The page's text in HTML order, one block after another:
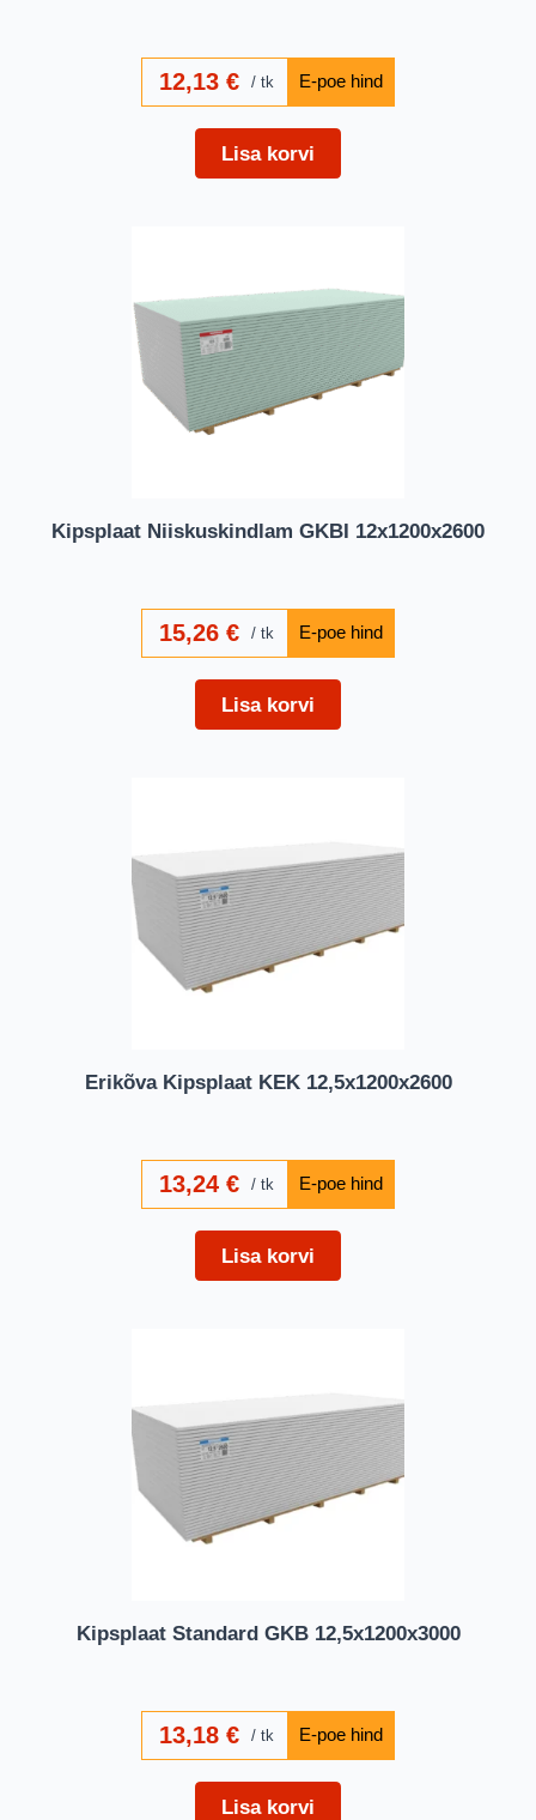
12,13 € tk
Lisa korvi
Kipsplaat Niiskuskindlam GKBI 12x1200x2600
15,26 € tk
Lisa korvi
Erikõva Kipsplaat KEK 12,5x1200x2600
13,24 € tk
Lisa korvi
Kipsplaat Standard GKB 12,5x1200x3000
13,18 € tk
Lisa korvi